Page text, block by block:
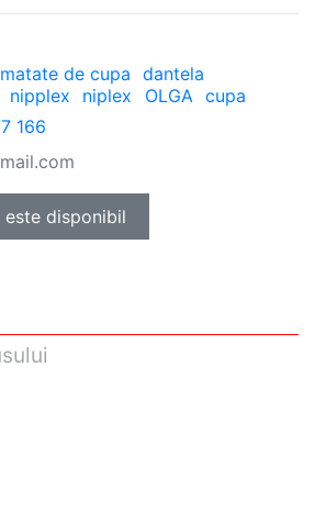
de cupa
dantela
nipplex niplex OLGA
cupa
166
disponibil